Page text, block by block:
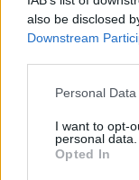
also be disclosed
Downstream
Personal
I want to opt-
personal data.
Opted In
Riepilogo stagione